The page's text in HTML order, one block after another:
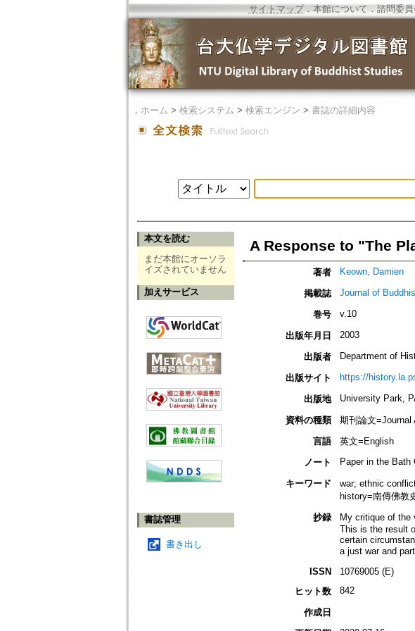
サイトマップ．本館について ． 諮問委員
． ホーム > 検索システム > 検索エンジン > 書誌の詳細内容
本文を読む
まだ本館にオーソラ
イズされていません
加えサービス
書誌管理
書き出し
A Response to "The
著者 Keown, Damien
掲載誌 Journal of
巻号 v.10
出版年月日 2003
出版者 Department of
出版サイト https://
出版地 University Park,
資料の種類
期刊論文=Journal
言語
英文=English
ノート
Paper in the Bath
キーワード
war; ethnic
history=南傳佛教
抄録
My critique of the
This is the result
certain
a just war and
ISSN
10769005 (E)
ヒット数
842
作成日